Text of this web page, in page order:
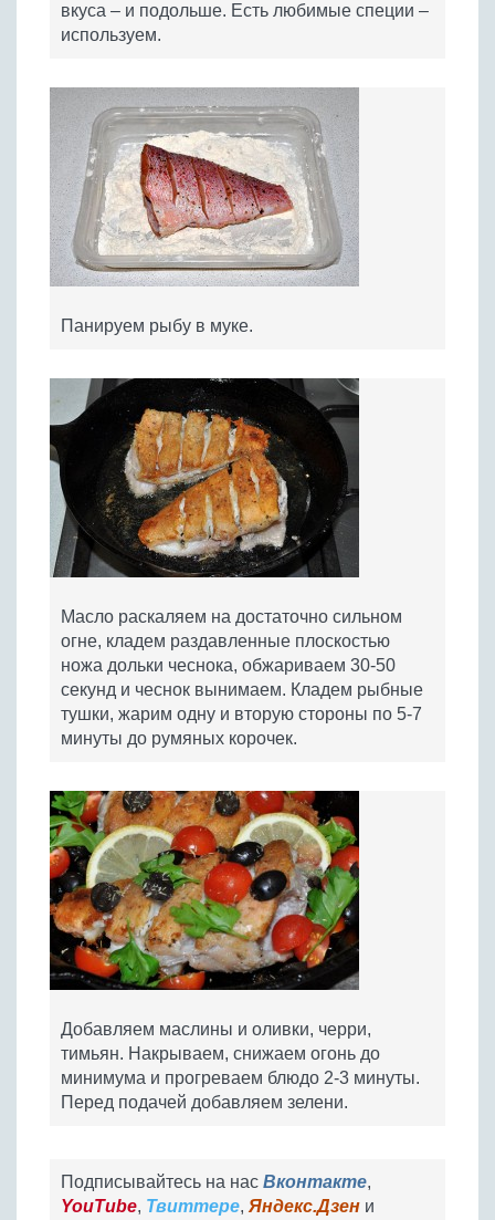
вкуса – и подольше. Есть любимые специи –
используем.
Панируем рыбу в муке.
Масло раскаляем на достаточно сильном
огне, кладем раздавленные плоскостью
ножа дольки чеснока, обжариваем 30-50
секунд и чеснок вынимаем. Кладем рыбные
тушки, жарим одну и вторую стороны по 5-7
минуты до румяных корочек.
Добавляем маслины и оливки, черри,
тимьян. Накрываем, снижаем огонь до
минимума и прогреваем блюдо 2-3 минуты.
Перед подачей добавляем зелени.
Подписывайтесь на нас Вконтакте,
YouTube, Твиттере, Яндекс.Дзен и